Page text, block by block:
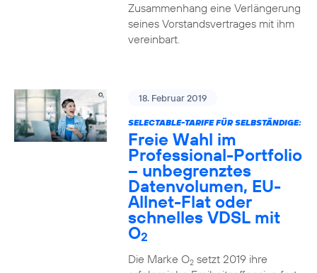
Zusammenhang eine Verlängerung
seines Vorstandsvertrages mit ihm
vereinbart.
18. Februar 2019
SELECTABLE-TARIFE FÜR SELBSTÄNDIGE:
Freie Wahl im
Professional-Portfolio
– unbegrenztes
Datenvolumen, EU-
Allnet-Flat oder
schnelles VDSL mit
O2
Die Marke O2setzt 2019 ihre